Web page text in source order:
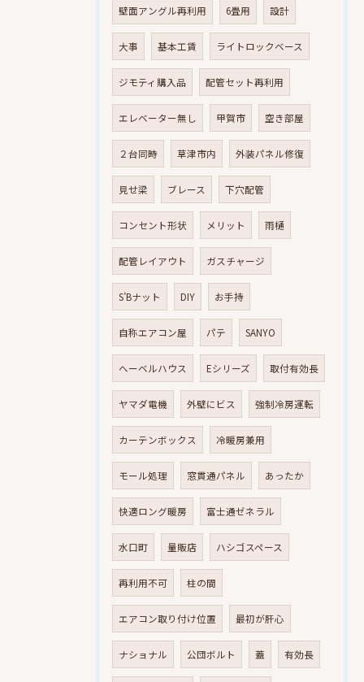
壁面アングル再利用 6畳用 設計
大事 基本工賃 ライトロックベース
ジモティ購入品 配管セット再利用
エレベーター無し 甲賀市 空き部屋
２台同時 草津市内 外装パネル修復
見せ梁 ブレース 下穴配管
コンセント形状 メリット 雨樋
配管レイアウト ガスチャージ
S’Bナット DIY お手持
自称エアコン屋 パテ SANYO
へーベルハウス Eシリーズ 取付有効長
ヤマダ電機 外壁にビス 強制冷房運転
カーテンボックス 冷暖房兼用
モール処理 窓貫通パネル あったか
快適ロング暖房 富士通ゼネラル
水口町 量販店 ハシゴスペース
再利用不可 柱の間
エアコン取り付け位置 最初が肝心
ナショナル 公団ボルト 蓋 有効長